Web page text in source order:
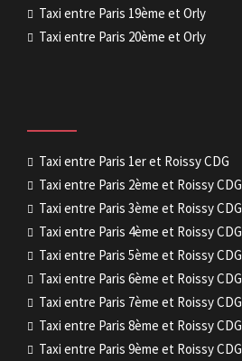
Taxi entre Paris 19ème et Orly
Taxi entre Paris 20ème et Orly
Taxi entre Paris 1er et Roissy CDG
Taxi entre Paris 2ème et Roissy CDG
Taxi entre Paris 3ème et Roissy CDG
Taxi entre Paris 4ème et Roissy CDG
Taxi entre Paris 5ème et Roissy CDG
Taxi entre Paris 6ème et Roissy CDG
Taxi entre Paris 7ème et Roissy CDG
Taxi entre Paris 8ème et Roissy CDG
Taxi entre Paris 9ème et Roissy CDG